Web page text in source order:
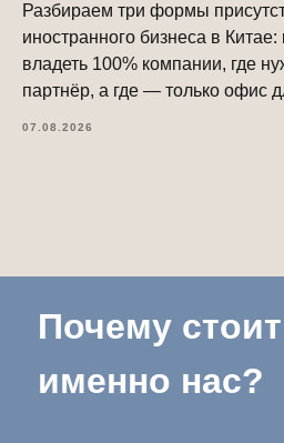
Разбираем три формы
иностранного бизнеса в Китае:
владеть 100% компании, где
партнёр, а где — только офис
07.08.2026
Почему
именно нас?